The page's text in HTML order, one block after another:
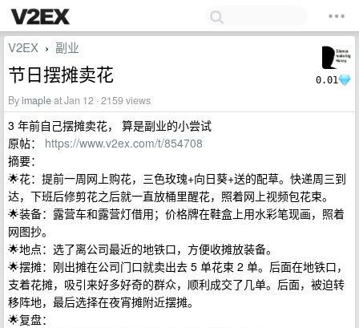
0.01
V2EX › 副业
节日摆摊卖花
Byimapleat Jan 12 · 2159 views
3 年前自己摆摊卖花， 算是副业的小尝试
原帖： https://www.v2ex.com/t/854708
摘要：
🌟花：提前一周网上购花，三色玫瑰+向日葵+送的配草。快递周三到
达，下班后修剪花之后就一直放桶里醒花，照着网上视频包花束。
🌟装备：露营车和露营灯借用；价格牌在鞋盒上用水彩笔现画，照着
网图抄。
🌟地点：选了离公司最近的地铁口，方便收摊放装备。
🌟摆摊：刚出摊在公司门口就卖出去 5 单花束 2 单。后面在地铁口，
支着花摊，吸引来好多好奇的群众，顺利成交了几单。后面，被迫转
移阵地，最后选择在夜宵摊附近摆摊。
🌟复盘：